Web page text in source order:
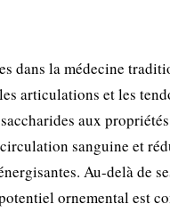
dans la médecine
articulations et les
aux
sanguine et
Au-delà de
ornemental est